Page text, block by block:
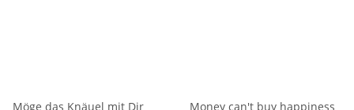
Möge das Knäuel mit Dir
Money can't buy happiness